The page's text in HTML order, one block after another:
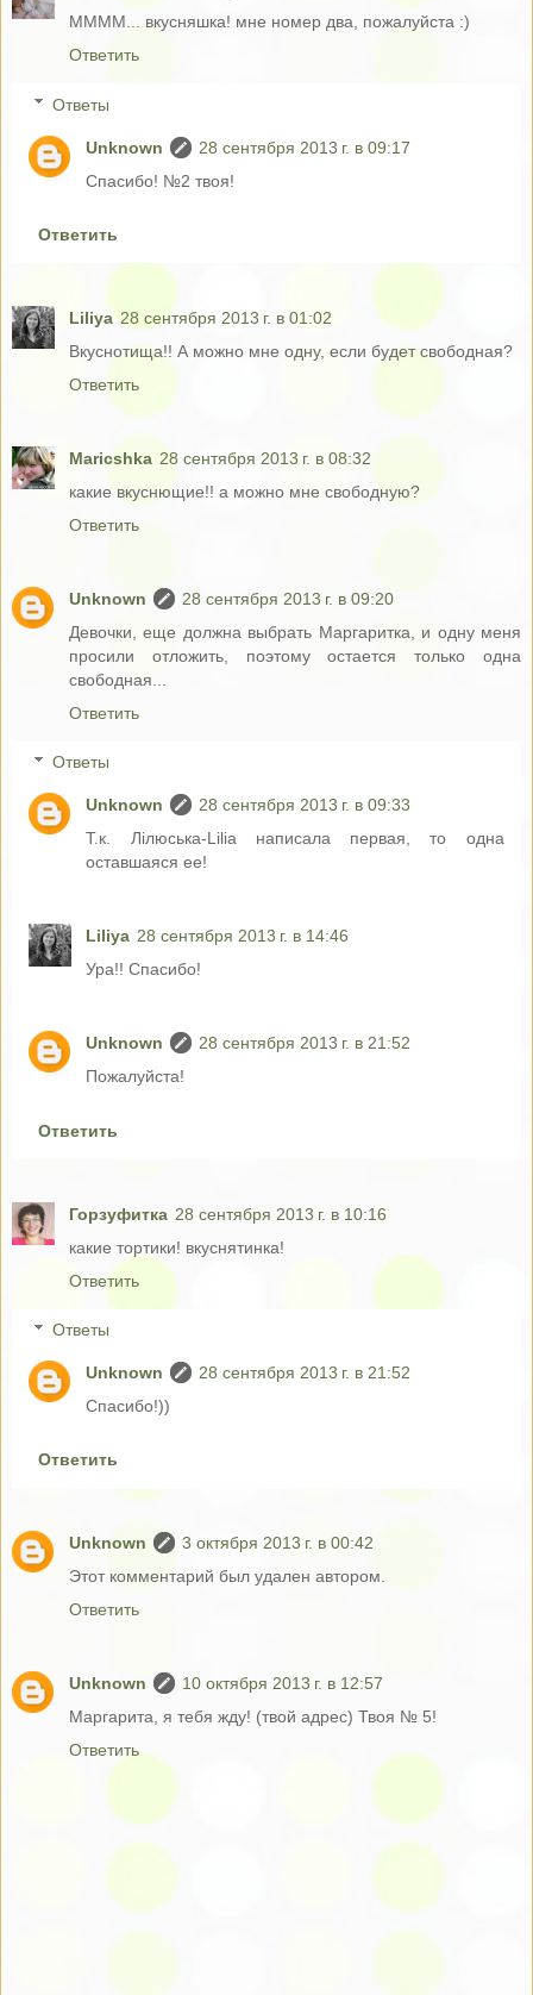
ММММ... вкусняшка! мне номер два, пожалуйста :)
Ответить
Ответы
Unknown
28 сентября 2013 г. в 09:17
Спасибо! №2 твоя!
Ответить
Liliya 28 сентября 2013 г. в 01:02
Вкуснотища!! А можно мне одну, если будет свободная?
Ответить
Maricshka 28 сентября 2013 г. в 08:32
какие вкуснющие!! а можно мне свободную?
Ответить
Unknown
28 сентября 2013 г. в 09:20
Девочки, еще должна выбрать Маргаритка, и одну меня
просили отложить, поэтому остается только одна
свободная...
Ответить
Ответы
Unknown
28 сентября 2013 г. в 09:33
Т.к. Лiлюська-Lilia написала первая, то одна
оставшаяся ее!
Liliya 28 сентября 2013 г. в 14:46
Ура!! Спасибо!
Unknown
28 сентября 2013 г. в 21:52
Пожалуйста!
Ответить
Горзуфитка 28 сентября 2013 г. в 10:16
какие тортики! вкуснятинка!
Ответить
Ответы
Unknown
28 сентября 2013 г. в 21:52
Спасибо!))
Ответить
Unknown
3 октября 2013 г. в 00:42
Этот комментарий был удален автором.
Ответить
Unknown
10 октября 2013 г. в 12:57
Маргарита, я тебя жду! (твой адрес) Твоя № 5!
Ответить